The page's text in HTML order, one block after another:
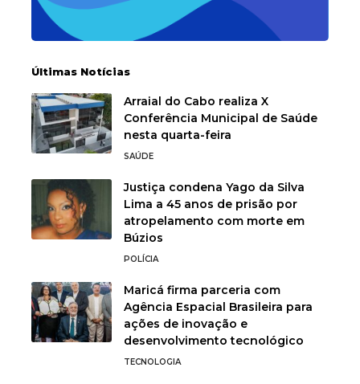
Últimas Notícias
Arraial do Cabo realiza X
Conferência Municipal de Saúde
nesta quarta-feira
SAÚDE
Justiça condena Yago da Silva
Lima a 45 anos de prisão por
atropelamento com morte em
Búzios
POLÍCIA
Maricá firma parceria com
Agência Espacial Brasileira para
ações de inovação e
desenvolvimento tecnológico
TECNOLOGIA